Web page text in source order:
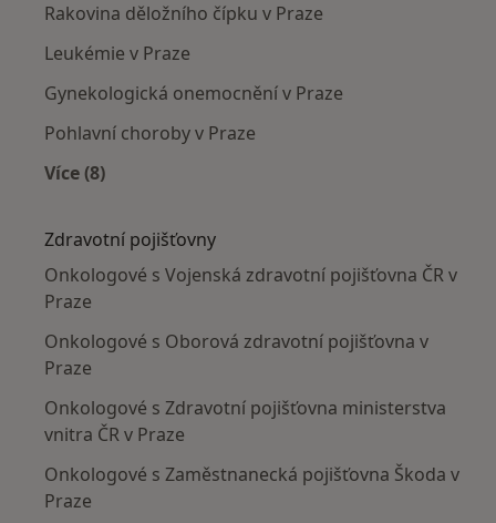
Rakovina děložního čípku v Praze
Leukémie v Praze
Gynekologická onemocnění v Praze
Pohlavní choroby v Praze
Více (8)
Zdravotní pojišťovny
Onkologové s Vojenská zdravotní pojišťovna ČR v
Praze
Onkologové s Oborová zdravotní pojišťovna v
Praze
Onkologové s Zdravotní pojišťovna ministerstva
vnitra ČR v Praze
Onkologové s Zaměstnanecká pojišťovna Škoda v
Praze